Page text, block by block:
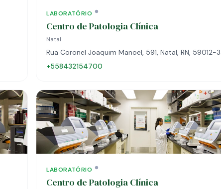
LABORATÓRIO
Centro de Patologia Clínica
Natal
Rua Coronel Joaquim Manoel, 591, Natal, RN, 59012-
+558432154700
LABORATÓRIO
Centro de Patologia Clínica